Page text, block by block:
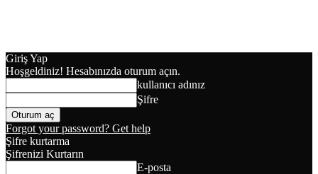
Giriş Yap
Hoşgeldiniz! Hesabınızda oturum açın.
kullanıcı adınız
Şifre
Forgot your password? Get help
Şifre kurtarma
Şifrenizi Kurtarın
E-posta